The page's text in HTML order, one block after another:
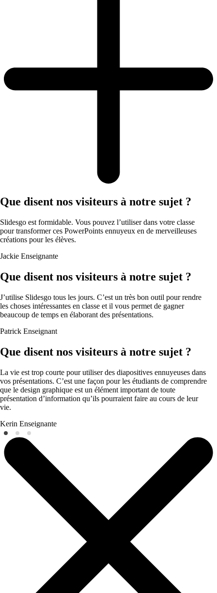
Que disent nos visiteurs à notre sujet ?
Slidesgo est formidable. Vous pouvez l’utiliser dans votre classe
pour transformer ces PowerPoints ennuyeux en de merveilleuses
créations pour les élèves.
Jackie Enseignante
Que disent nos visiteurs à notre sujet ?
J’utilise Slidesgo tous les jours. C’est un très bon outil pour rendre
les choses intéressantes en classe et il vous permet de gagner
beaucoup de temps en élaborant des présentations.
Patrick Enseignant
Que disent nos visiteurs à notre sujet ?
La vie est trop courte pour utiliser des diapositives ennuyeuses dans
vos présentations. C’est une façon pour les étudiants de comprendre
que le design graphique est un élément important de toute
présentation d’information qu’ils pourraient faire au cours de leur
vie.
Kerin Enseignante